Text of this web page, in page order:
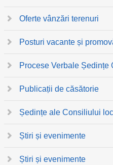
Oferte vânzări terenuri
Posturi vacante și
Procese Verbale Ședințe
Publicații de căsătorie
Ședințe ale Consiliului
Știri și evenimente
Știri și evenimente